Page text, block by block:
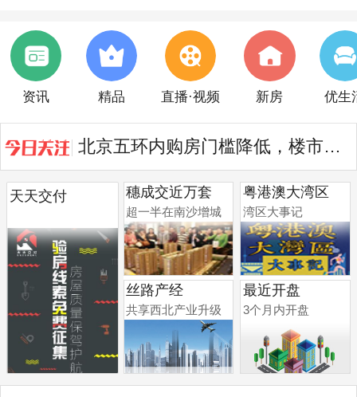
资讯 精品 直播·视频 新房 优生
北京五环内购房门槛降低，楼市再迎...
广州聚龙湾太古里旁商住地控规调整
天天交付 穗成交近万套
超一半在南沙增城
丝路产经
共享西北产业升级
粤港澳大湾区
湾区大事记
最近开盘
3个月内开盘